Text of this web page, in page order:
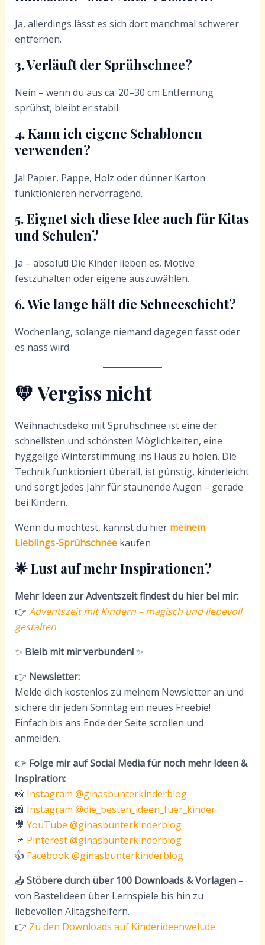
Ja, allerdings lässt es sich dort manchmal schwerer
entfernen.
3. Verläuft der Sprühschnee?
Nein – wenn du aus ca. 20–30 cm Entfernung
sprühst, bleibt er stabil.
4. Kann ich eigene Schablonen
verwenden?
Ja! Papier, Pappe, Holz oder dünner Karton
funktionieren hervorragend.
5. Eignet sich diese Idee auch für Kitas
und Schulen?
Ja – absolut! Die Kinder lieben es, Motive
festzuhalten oder eigene auszuwählen.
6. Wie lange hält die Schneeschicht?
Wochenlang, solange niemand dagegen fasst oder
es nass wird.
💛 Vergiss nicht
Weihnachtsdeko mit Sprühschnee ist eine der
schnellsten und schönsten Möglichkeiten, eine
hyggelige Winterstimmung ins Haus zu holen. Die
Technik funktioniert überall, ist günstig, kinderleicht
und sorgt jedes Jahr für staunende Augen – gerade
bei Kindern.
Wenn du möchtest, kannst du hier meinem
Lieblings-Sprühschneekaufen
🌟 Lust auf mehr Inspirationen?
Mehr Ideen zur Adventszeit findest du hier bei mir:
👉 Adventszeit mit Kindern – magisch und liebevoll
gestalten
✨ Bleib mit mir verbunden!✨
👉 Newsletter:
Melde dich kostenlos zu meinem Newsletter an und
sichere dir jeden Sonntag ein neues Freebie!
Einfach bis ans Ende der Seite scrollen und
anmelden.
👉 Folge mir auf Social Media für noch mehr Ideen &
Inspiration:
📸 Instagram @ginasbunterkinderblog
📸 Instagram @die_besten_ideen_fuer_kinder
🎥 YouTube @ginasbunterkinderblog
📌 Pinterest @ginasbunterkinderblog
👍 Facebook @ginasbunterkinderblog
📥Stöbere durch über 100 Downloads & Vorlagen–
von Bastelideen über Lernspiele bis hin zu
liebevollen Alltagshelfern.
👉 Zu den Downloads auf Kinderideenwelt.de